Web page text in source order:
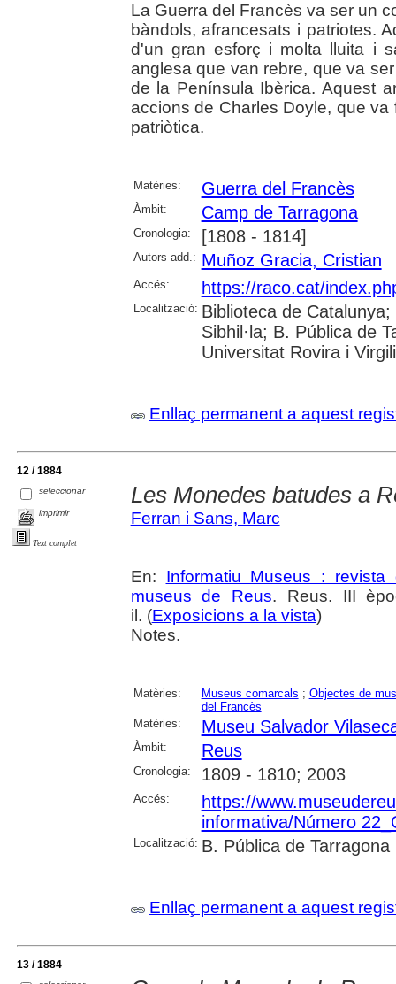
La Guerra del Francès va ser un
bàndols, afrancesats i patriotes.
d'un gran esforç i molta lluita i
anglesa que van rebre, que va
de la Península Ibèrica. Aquest
accions de Charles Doyle, que
patriòtica.
Matèries: Guerra del Francès
Àmbit: Camp de Tarragona
Cronologia: [1808 - 1814]
Autors add.: Muñoz Gracia, Cristian
Accés: https://raco.cat/
Localització: Biblioteca de
Sibhil·la; B. Pública de
Universitat Rovira i Virgili
Enllaç permanent a aquest
12 / 1884
seleccionar
imprimir
Text complet
Les Monedes batudes a
Ferran i Sans, Marc
En: Informatiu Museus :
museus de Reus. Reus. III
il. (Exposicions a la vista)
Notes.
Matèries: Museus comarcals ; Objectes de
del Francès
Matèries:
Museu Salvador
Àmbit: Reus
Cronologia: 1809 - 1810; 2003
Accés:
https://
informativa/Número
Localització: B. Pública de Tarragona
Enllaç permanent a aquest
13 / 1884